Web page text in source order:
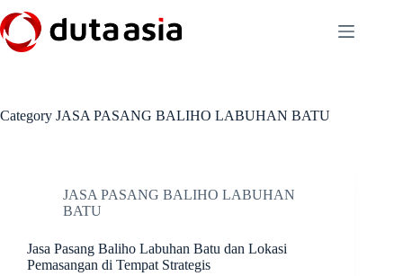
to
content
Category JASA PASANG BALIHO LABUHAN BATU
JASA PASANG BALIHO LABUHAN
BATU
Jasa Pasang Baliho Labuhan Batu dan Lokasi
Pemasangan di Tempat Strategis